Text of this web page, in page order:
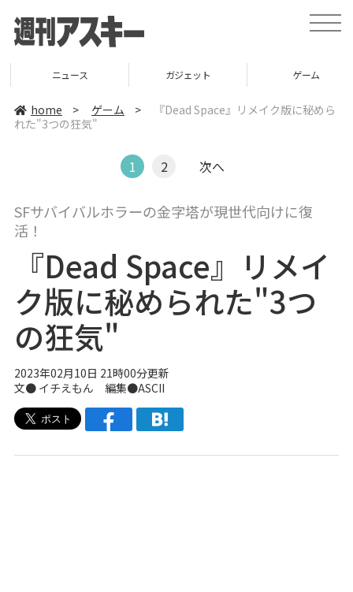
t
o
v
ニュース ガジェット ゲーム
home > ゲーム >
『Dead Space』リメイク版に秘めら
れた"3つの狂気"
1 2 次へ
SFサバイバルホラーの金字塔が現世代向けに復
活！
『Dead Space』リメイ
ク版に秘められた"3つ
の狂気"
2023年02月10日 21時00分更新
文● イチえもん 編集●ASCII